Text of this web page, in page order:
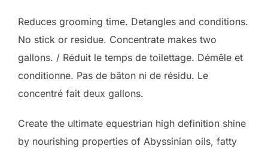
Reduces grooming time. Detangles and conditions.
No stick or residue. Concentrate makes two
gallons. / Réduit le temps de toilettage. Démêle et
conditionne. Pas de bâton ni de résidu. Le
concentré fait deux gallons.
Create the ultimate equestrian high definition shine
by nourishing properties of Abyssinian oils, fatty